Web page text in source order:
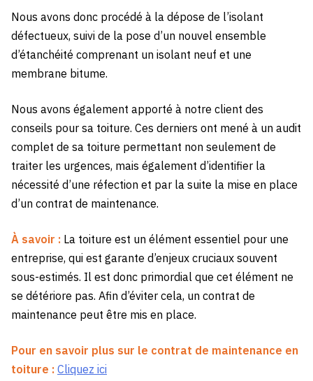
Nous avons donc procédé à la dépose de l’isolant
défectueux, suivi de la pose d’un nouvel ensemble
d’étanchéité comprenant un isolant neuf et une
membrane bitume.
Nous avons également apporté à notre client des
conseils pour sa toiture. Ces derniers ont mené à un audit
complet de sa toiture permettant non seulement de
traiter les urgences, mais également d’identifier la
nécessité d’une réfection et par la suite la mise en place
d’un contrat de maintenance.
À savoir : La toiture est un élément essentiel pour une
entreprise, qui est garante d’enjeux cruciaux souvent
sous-estimés. Il est donc primordial que cet élément ne
se détériore pas. Afin d’éviter cela, un contrat de
maintenance peut être mis en place.
Pour en savoir plus sur le contrat de maintenance en
toiture : Cliquez ici